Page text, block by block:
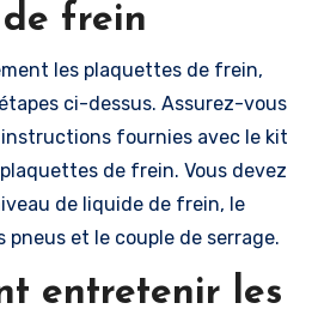
frein
les plaquettes de frein,
ci-dessus. Assurez-vous
fournies avec le kit
de frein. Vous devez
de liquide de frein, le
pneus et le couple de serrage.
entretenir les